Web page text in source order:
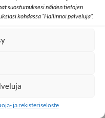
suostumuksesi näiden tietojen
kohdassa ”Hallinnoi palveluja”.
ja rekisteriseloste